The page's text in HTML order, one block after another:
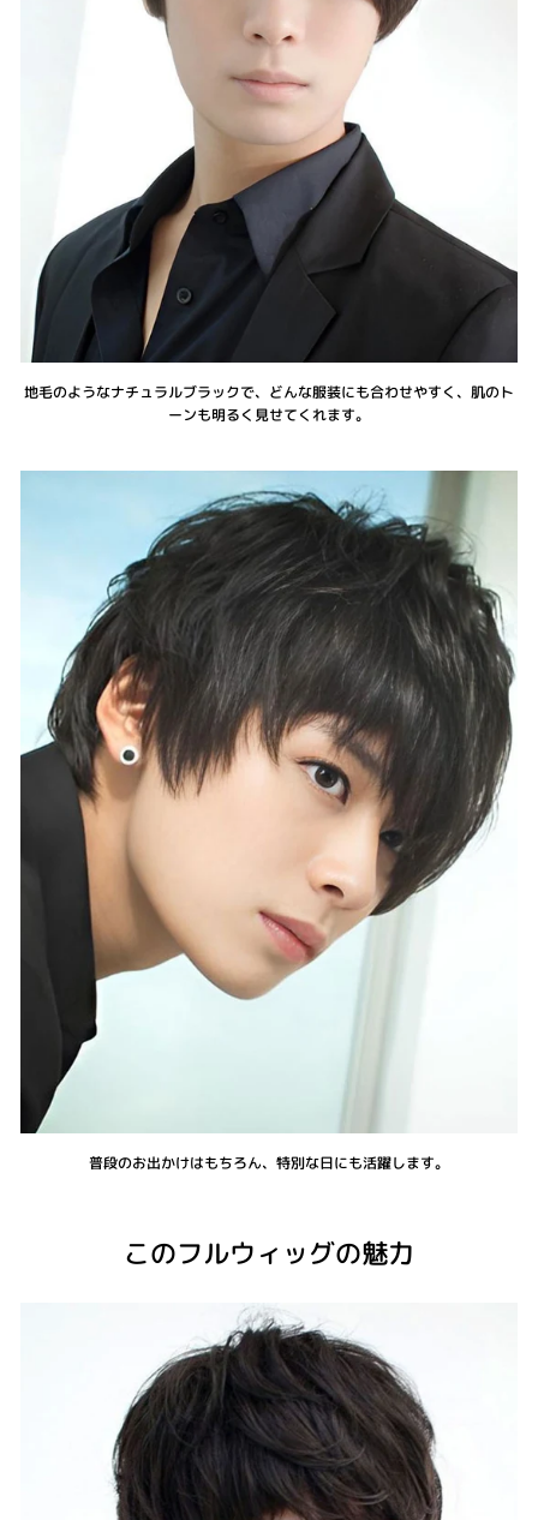
地毛のようなナチュラルブラックで、どんな服装にも合わせやすく、肌のト
ーンも明るく見せてくれます。
普段のお出かけはもちろん、特別な日にも活躍します。
このフルウィッグの魅力